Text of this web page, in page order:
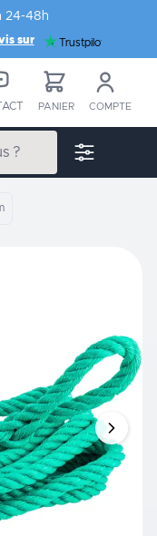
24-48h
sur Trustpilot
PANIER COMPTE